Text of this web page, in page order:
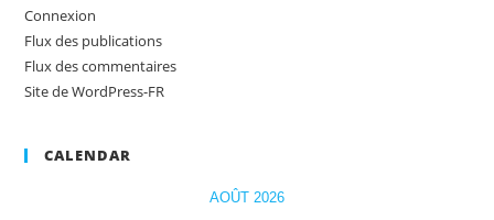
Connexion
Flux des publications
Flux des commentaires
Site de WordPress-FR
CALENDAR
AOÛT 2026